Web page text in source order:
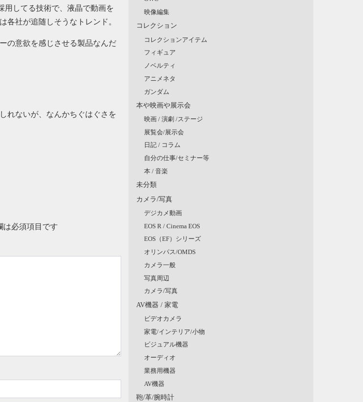
用してる技術で、液晶で動画を
各社が追随しそうなトレンド。
の意欲を感じさせる製品なんだ
れないが、なんかちぐはぐさを
は必須項目です
映像編集
コレクション
コレクションアイテム
フィギュア
ノベルティ
アニメネタ
ガンダム
本や映画や展示会
映画 / 演劇 /ステージ
展覧会/展示会
日記 / コラム
自分の仕事/セミナー等
本 / 音楽
未分類
カメラ/写真
デジカメ動画
EOS R / Cinema EOS
EOS（EF）シリーズ
オリンパス/OMDS
カメラ一般
写真周辺
カメラ/写真
AV機器 / 家電
ビデオカメラ
家電/インテリア/小物
ビジュアル機器
オーディオ
業務用機器
AV機器
鞄/革/腕時計